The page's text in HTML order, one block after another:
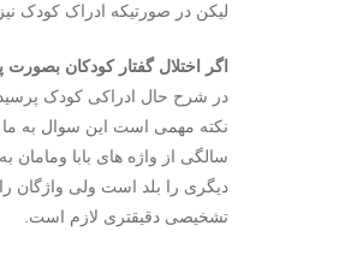
لیکن در صورتیکه ادراک کودک
اگر اختلال گفتار کودکان
در شرح حال ادراکی کودک
نکته مهمی است این سوال به ما
سالگی از واژه های بابا ومامان
دیگری را بلد است ولی
تشخیصی دقیقتری لازم است.